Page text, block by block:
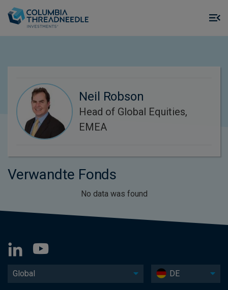
Neil Robson
Head of Global Equities,
EMEA
Verwandte Fonds
No data was found
Global DE